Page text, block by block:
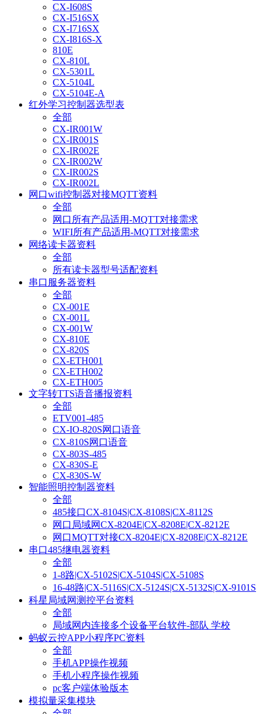
CX-I608S
CX-I516SX
CX-I716SX
CX-I816S-X
810E
CX-810L
CX-5301L
CX-5104L
CX-5104E-A
红外学习控制器选型表
全部
CX-IR001W
CX-IR001S
CX-IR002E
CX-IR002W
CX-IR002S
CX-IR002L
网口wifi控制器对接MQTT资料
全部
网口所有产品适用-MQTT对接需求
WIFI所有产品适用-MQTT对接需求
网络读卡器资料
全部
所有读卡器型号适配资料
串口服务器资料
全部
CX-001E
CX-001L
CX-001W
CX-810E
CX-820S
CX-ETH001
CX-ETH002
CX-ETH005
文字转TTS语音播报资料
全部
ETV001-485
CX-IO-820S网口语音
CX-810S网口语音
CX-803S-485
CX-830S-E
CX-830S-W
智能照明控制器资料
全部
485接口CX-8104S|CX-8108S|CX-8112S
网口局域网CX-8204E|CX-8208E|CX-8212E
网口MQTT对接CX-8204E|CX-8208E|CX-8212E
串口485继电器资料
全部
1-8路|CX-5102S|CX-5104S|CX-5108S
16-48路|CX-5116S|CX-5124S|CX-5132S|CX-9101S
科星局域网测控平台资料
全部
局域网内连接多个设备平台软件-部队 学校
蚂蚁云控APP小程序PC资料
全部
手机APP操作视频
手机小程序操作视频
pc客户端体验版本
模拟量采集模块